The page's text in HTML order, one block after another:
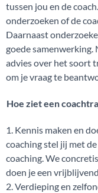
tussen jou en de
onderzoeken of de
Daarnaast
goede samenwerking.
advies over het soort
om je vraag te
Hoe ziet een
1. Kennis maken en
coaching stel jij met
coaching. We
doen je een
2. Verdieping en